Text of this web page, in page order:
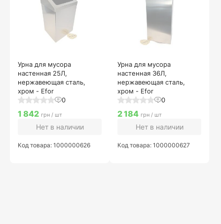
Урна для мусора
настенная 25Л,
нержавеющая сталь,
хром - Efor
0
1 842 грн / шт
Нет в наличии
Код товара: 1000000626
Урна для мусора
настенная 36Л,
нержавеющая сталь,
хром - Efor
0
2 184 грн / шт
Нет в наличии
Код товара: 1000000627